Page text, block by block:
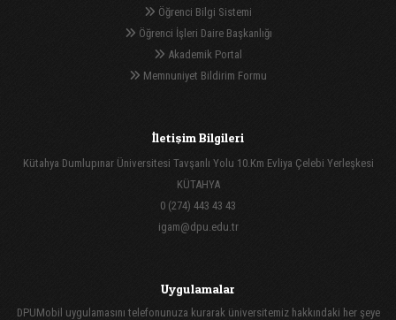
Öğrenci Bilgi Sistemi
Öğrenci İşleri Daire Başkanlığı
Akademik Portal
Memnuniyet Bildirim Formu
İletişim Bilgileri
Kütahya Dumlupınar Üniversitesi Tavşanlı Yolu 10.Km Evliya Çelebi Yerleşkesi
KÜTAHYA
0 (274) 443 43 43
igam@dpu.edu.tr
Uygulamalar
DPUMobil uygulamasını telefonunuza kurarak üniversitemiz hakkındaki her şeye